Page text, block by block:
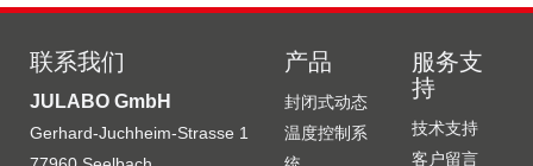
联系我们
JULABO GmbH
Gerhard-Juchheim-Strasse 1
产品
封闭式动态
温度控制系
服务支
持
技术支持
客户留言